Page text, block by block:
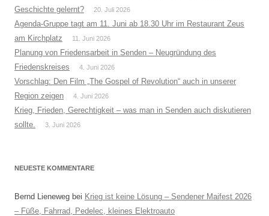
Geschichte gelernt?
20. Juli 2026
Agenda-Gruppe tagt am 11. Juni ab 18.30 Uhr im Restaurant Zeus
am Kirchplatz
11. Juni 2026
Planung von Friedensarbeit in Senden – Neugründung des
Friedenskreises
4. Juni 2026
Vorschlag: Den Film „The Gospel of Revolution“ auch in unserer
Region zeigen
4. Juni 2026
Krieg, Frieden, Gerechtigkeit – was man in Senden auch diskutieren
sollte.
3. Juni 2026
NEUESTE KOMMENTARE
Bernd Lieneweg bei Krieg ist keine Lösung – Sendener Maifest 2026
– Füße, Fahrrad, Pedelec, kleines Elektroauto